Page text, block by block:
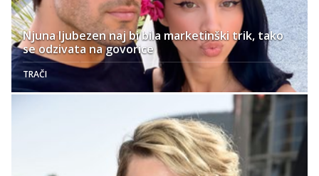
Njuna ljubezen naj bi bila marketinški trik, tako
se odzivata na govorice
TRAČI